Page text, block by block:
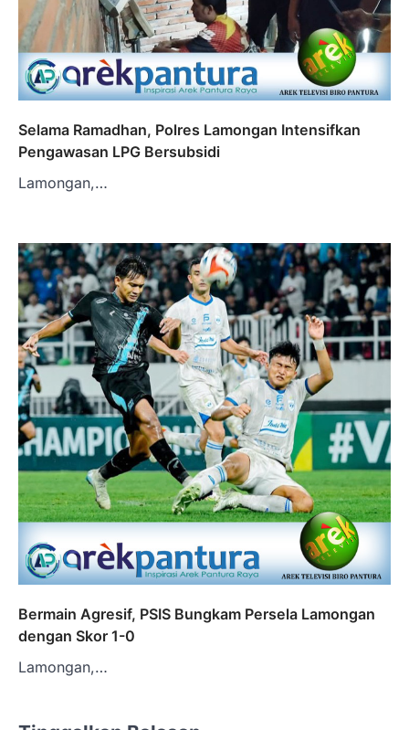
Selama Ramadhan, Polres Lamongan Intensifkan
Pengawasan LPG Bersubsidi
Lamongan,…
Bermain Agresif, PSIS Bungkam Persela Lamongan
dengan Skor 1-0
Lamongan,…